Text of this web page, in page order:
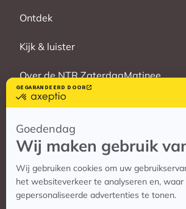
Ontdek
Kijk & luister
Over de NTR ZaterdagMatinee
Vrienden
Veelgestelde vragen
Contact